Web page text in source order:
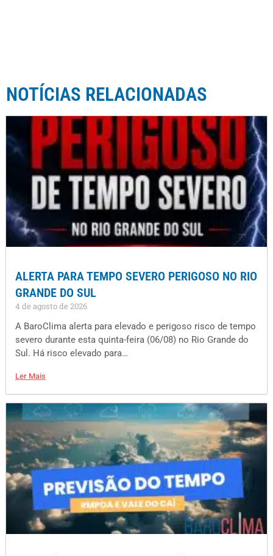
NOTÍCIAS RELACIONADAS
ALERTA PARA TEMPO SEVERO PERIGOSO NO RIO
GRANDE DO SUL
4 de agosto de 2026
A BaroClima alerta para elevado e perigoso risco de tempo
severo durante esta quinta-feira (06/08) no Rio Grande do
Sul. Há risco elevado para…
Ler Mais